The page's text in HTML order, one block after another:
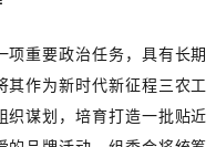
项重要政治任务，具有长期
其作为新时代新征程三农工
织谋划，培育打造一批贴近